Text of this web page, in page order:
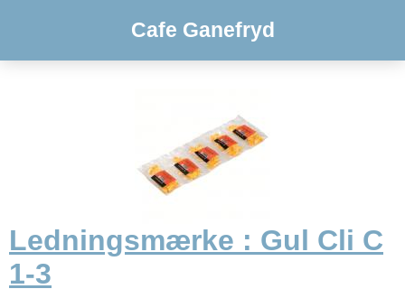
Cafe Ganefryd
Ledningsmærke : Gul Cli C
1-3